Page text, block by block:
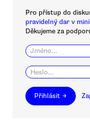
Pro přístup do
pravidelný dar v
Děkujeme za
Přihlásit →